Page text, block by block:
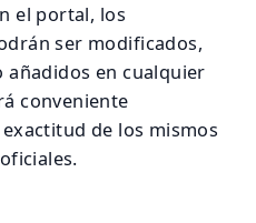
el portal, los
ser modificados,
en cualquier
conveniente
de los mismos